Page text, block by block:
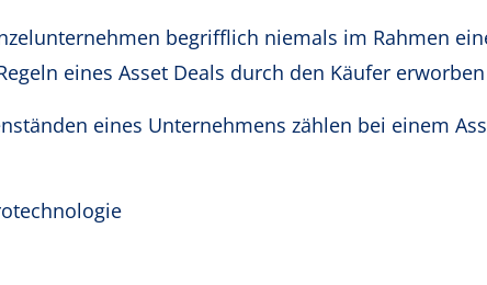
begrifflich niemals im Rahmen
eines Asset Deals durch den Käufer
eines Unternehmens zählen bei einem